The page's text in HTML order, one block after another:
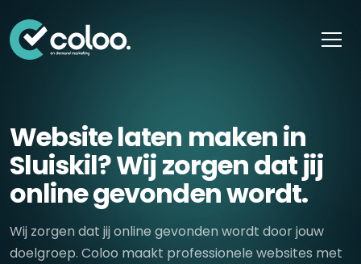
Website laten maken in
Sluiskil? Wij zorgen dat jij
online gevonden wordt.
Wij zorgen dat jij online gevonden wordt door jouw
doelgroep. Coloo maakt professionele websites met